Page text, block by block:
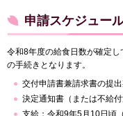
申請スケジュー
令和8年度の給食日数が確定
の手続きとなります。
交付申請書兼請求書の提
決定通知書（または不給